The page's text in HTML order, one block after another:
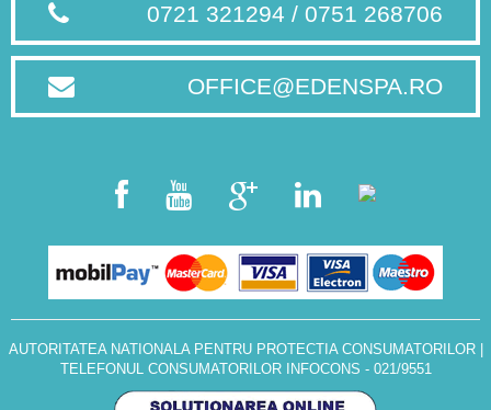
0721 321294 / 0751 268706
OFFICE@EDENSPA.RO
AUTORITATEA NATIONALA PENTRU PROTECTIA CONSUMATORILOR|
TELEFONUL CONSUMATORILOR INFOCONS - 021/9551